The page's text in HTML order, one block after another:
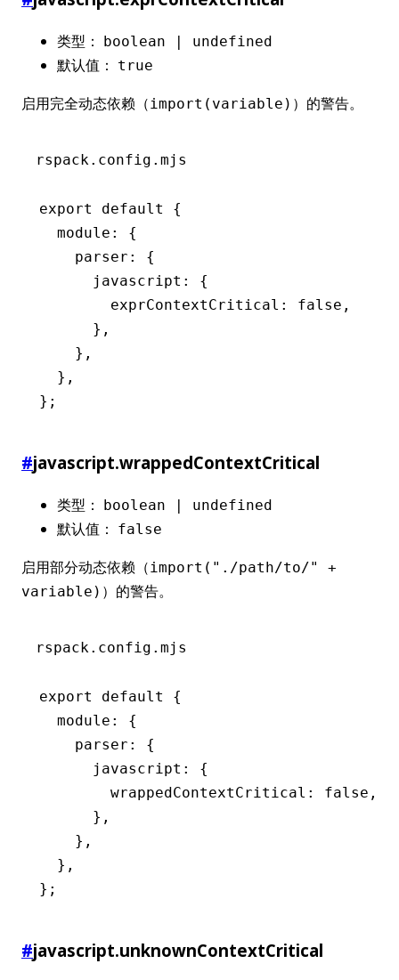
类型： boolean | undefined
默认值： true
启用完全动态依赖（import(variable) ）的警告。
rspack.config.mjs
export default
{
  module
:
{
    parser
:
{
      javascript
:
{
        exprContextCritical
: false ,
      }
,
    }
,
  }
,
};
#javascript.wrappedContextCritical
类型： boolean | undefined
默认值： false
启用部分动态依赖（import("./path/to/" +
variable) ）的警告。
rspack.config.mjs
export default
{
  module
:
{
    parser
:
{
      javascript
:
{
        wrappedContextCritical
: false ,
      }
,
    }
,
  }
,
};
#javascript.unknownContextCritical